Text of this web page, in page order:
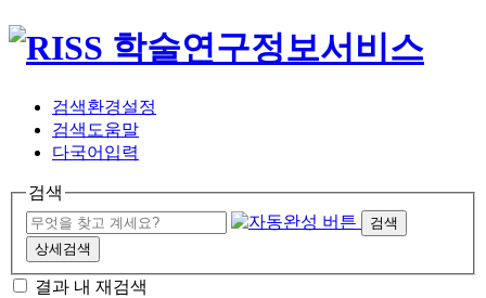
검색환경설정
검색도움말
다국어입력
검색
검색
상세검색
결과 내 재검색